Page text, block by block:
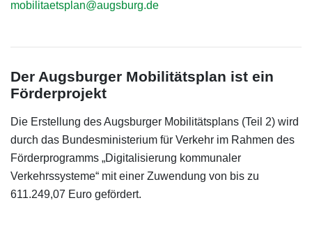
mobilitaetsplan@augsburg.de
Der Augsburger Mobilitätsplan ist ein
Förderprojekt
Die Erstellung des Augsburger Mobilitätsplans (Teil 2) wird
durch das Bundesministerium für Verkehr im Rahmen des
Förderprogramms „Digitalisierung kommunaler
Verkehrssysteme“ mit einer Zuwendung von bis zu
611.249,07 Euro gefördert.